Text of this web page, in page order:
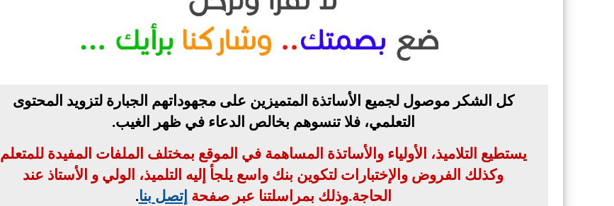
كل الشكر موصول لجميع الأساتذة المتميزين على مجهوداتهم الجبارة لتزويد المحتوى
التعلمي، فلا تنسوهم بخالص الدعاء في ظهر الغيب.
يستطيع التلاميذ، الأولياء والأساتذة المساهمة في الموقع بمختلف الملفات المفيدة للمتعلم
وكذلك الفروض والإختبارات لتكوين بنك واسع يلجأ إليه التلميذ، الولي و الأستاذ عند
الحاجة.وذلك بمراسلتنا عبر صفحة إتصل بنا.